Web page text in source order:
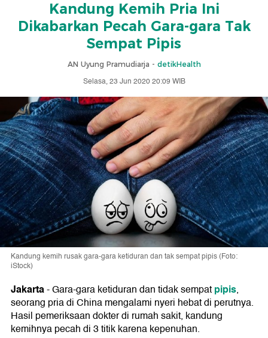
Kandung Kemih Pria Ini
Dikabarkan Pecah Gara-gara Tak
Sempat Pipis
AN Uyung Pramudiarja - detikHealth
Selasa, 23 Jun 2020 20:09 WIB
Kandung kemih rusak gara-gara ketiduran dan tak sempat pipis (Foto:
iStock)
Jakarta-Gara-gara ketiduran dan tidak sempatpipis,
seorang pria di China mengalami nyeri hebat di perutnya.
Hasil pemeriksaan dokter di rumah sakit, kandung
kemihnya pecah di 3 titik karena kepenuhan.